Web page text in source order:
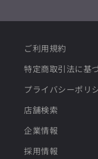
ご利用規約
特定商取引法に基
プライバシーポリ
店舗検索
企業情報
採用情報